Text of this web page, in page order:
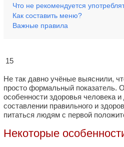
Что не рекомендуется
Как составить меню?
Важные правила
15
Не так давно учёные выяснили,
просто формальный показатель.
особенности здоровья человека
составлении правильного и
питаться людям с первой
Некоторые